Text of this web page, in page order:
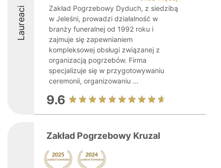
Laureaci
Zakład Pogrzebowy Dyduch, z siedzibą
w Jeleśni, prowadzi działalność w
branży funeralnej od 1992 roku i
zajmuje się zapewnianiem
kompleksowej obsługi związanej z
organizacją pogrzebów. Firma
specjalizuje się w przygotowywaniu
ceremonii, organizowaniu ...
9.6
Zakład Pogrzebowy Kruzal